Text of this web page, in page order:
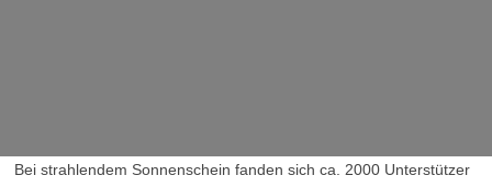
Bei strahlendem Sonnenschein fanden sich ca. 2000 Unterstützer